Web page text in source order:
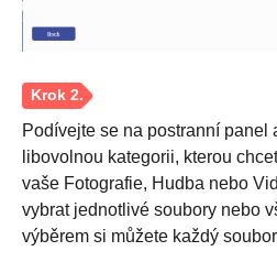
Podívejte se na postranní panel
libovolnou kategorii, kterou
vaše Fotografie, Hudba nebo
vybrat jednotlivé soubory nebo
výběrem si můžete každý